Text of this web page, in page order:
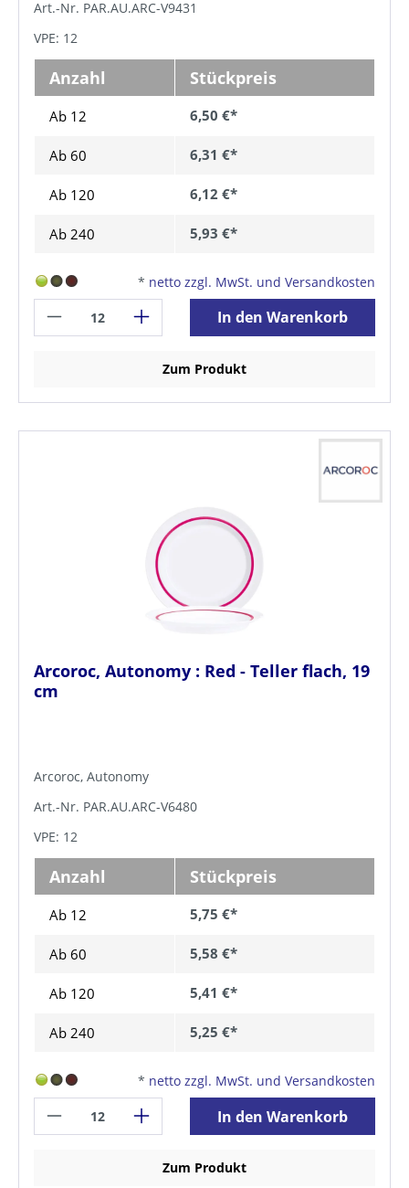
Art.-Nr. PAR.AU.ARC-V9431
VPE: 12
Anzahl Stückpreis
Ab 12 6,50 €*
Ab 60 6,31 €*
Ab 120 6,12 €*
Ab 240 5,93 €*
* netto zzgl. MwSt. und Versandkosten
In den Warenkorb
Zum Produkt
Arcoroc, Autonomy : Red - Teller flach, 19
cm
Arcoroc, Autonomy
Art.-Nr. PAR.AU.ARC-V6480
VPE: 12
Anzahl Stückpreis
Ab 12 5,75 €*
Ab 60 5,58 €*
Ab 120 5,41 €*
Ab 240 5,25 €*
* netto zzgl. MwSt. und Versandkosten
In den Warenkorb
Zum Produkt